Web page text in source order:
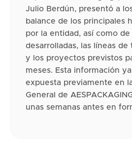
Julio Berdún, presentó a
balance de los principales
por la entidad, así como
desarrolladas, las líneas de
y los proyectos previstos
meses. Esta información
expuesta previamente en
General de
unas semanas antes en